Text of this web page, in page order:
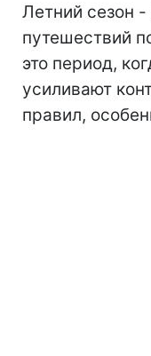
Летний сезон -
путешествий
это период,
усиливают
правил,